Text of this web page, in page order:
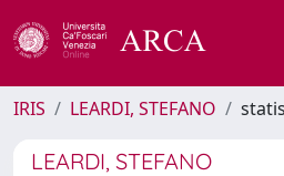
IRIS LEARDI, STEFANO
LEARDI, STEFANO